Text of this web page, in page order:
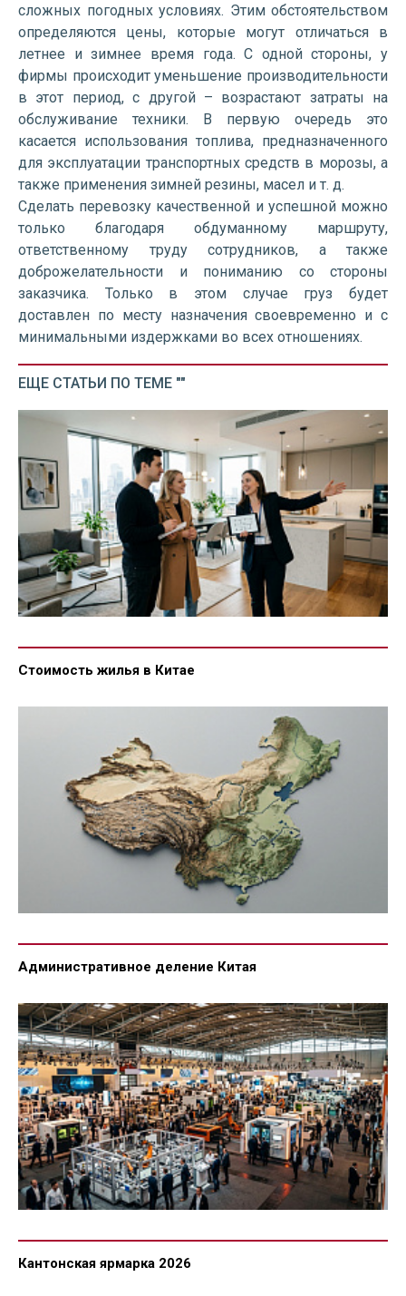
сложных погодных условиях. Этим обстоятельством
определяются цены, которые могут отличаться в
летнее и зимнее время года. С одной стороны, у
фирмы происходит уменьшение производительности
в этот период, с другой – возрастают затраты на
обслуживание техники. В первую очередь это
касается использования топлива, предназначенного
для эксплуатации транспортных средств в морозы, а
также применения зимней резины, масел и т. д.
Сделать перевозку качественной и успешной можно
только благодаря обдуманному маршруту,
ответственному труду сотрудников, а также
доброжелательности и пониманию со стороны
заказчика. Только в этом случае груз будет
доставлен по месту назначения своевременно и с
минимальными издержками во всех отношениях.
ЕЩЕ СТАТЬИ ПО ТЕМЕ ""
Стоимость жилья в Китае
Административное деление Китая
Кантонская ярмарка 2026